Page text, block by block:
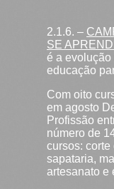
2.1.6. –
SE
é a evolução
educação
Com oito
em agosto
Profissão
número de
cursos: corte
sapataria,
artesanato e